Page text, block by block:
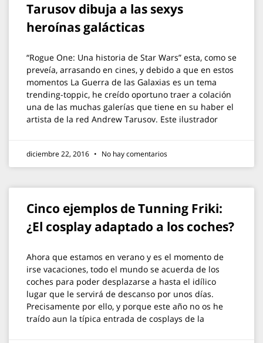
Tarusov dibuja a las sexys
heroínas galácticas
“Rogue One: Una historia de Star Wars” esta, como se
preveía, arrasando en cines, y debido a que en estos
momentos La Guerra de las Galaxias es un tema
trending-toppic, he creído oportuno traer a colación
una de las muchas galerías que tiene en su haber el
artista de la red Andrew Tarusov. Este ilustrador
diciembre 22, 2016 No hay comentarios
Cinco ejemplos de Tunning Friki:
¿El cosplay adaptado a los coches?
Ahora que estamos en verano y es el momento de
irse vacaciones, todo el mundo se acuerda de los
coches para poder desplazarse a hasta el idílico
lugar que le servirá de descanso por unos días.
Precisamente por ello, y porque este año no os he
traído aun la típica entrada de cosplays de la